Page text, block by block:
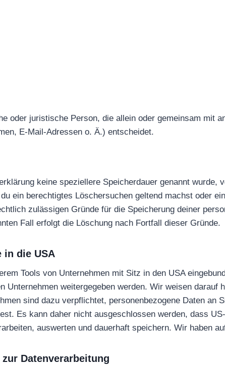
oder juristische Person, die allein oder gemeinsam mit
E-Mail-Adressen o. Ä.) entscheidet.
keine speziellere Speicherdauer genannt
ein berechtigtes Löschersuchen geltend machst oder
zulässigen Gründe für die Speicherung deiner
Fall erfolgt die Löschung nach Fortfall dieser Gründe.
in die USA
Tools von Unternehmen mit Sitz in den USA
Unternehmen weitergegeben werden. Wir weisen
sind dazu verpflichtet, personenbezogene Daten an
Es kann daher nicht ausgeschlossen werden, dass
auswerten und dauerhaft speichern. Wir haben
Datenverarbeitung